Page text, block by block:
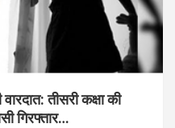
तीसरी कक्षा की
गिरफ्तार…